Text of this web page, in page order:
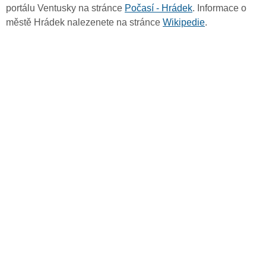
portálu Ventusky na stránce Počasí - Hrádek. Informace o
městě Hrádek nalezenete na stránce Wikipedie.